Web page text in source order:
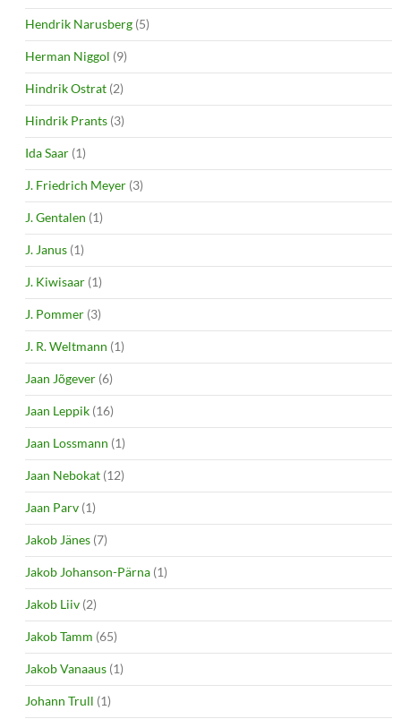
Hendrik Narusberg (5)
Herman Niggol (9)
Hindrik Ostrat (2)
Hindrik Prants (3)
Ida Saar (1)
J. Friedrich Meyer (3)
J. Gentalen (1)
J. Janus (1)
J. Kiwisaar (1)
J. Pommer (3)
J. R. Weltmann (1)
Jaan Jõgever (6)
Jaan Leppik (16)
Jaan Lossmann (1)
Jaan Nebokat (12)
Jaan Parv (1)
Jakob Jänes (7)
Jakob Johanson-Pärna (1)
Jakob Liiv (2)
Jakob Tamm (65)
Jakob Vanaaus (1)
Johann Trull (1)